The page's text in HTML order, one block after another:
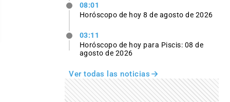
08:01
Horóscopo de hoy 8 de agosto de 2026
03:11
Horóscopo de hoy para Piscis: 08 de
agosto de 2026
Ver todas las noticias